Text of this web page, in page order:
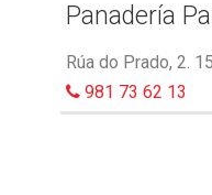
Panadería
Rúa do Prado, 2.
981 73 62 13